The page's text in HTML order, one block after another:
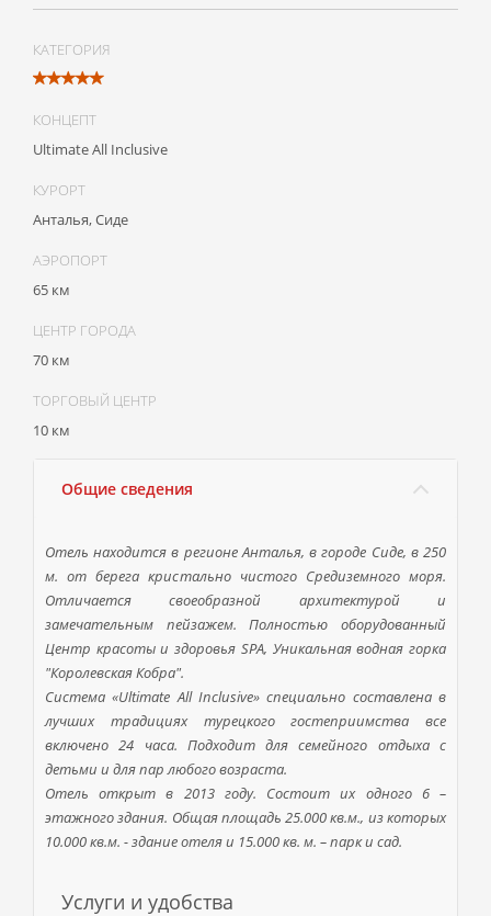
КАТЕГОРИЯ
КОНЦЕПТ
Ultimate All Inclusive
КУРОРТ
Анталья, Сиде
АЭРОПОРТ
65 км
ЦЕНТР ГОРОДА
70 км
ТОРГОВЫЙ ЦЕНТР
10 км
Общие сведения
Отель находится в регионе Анталья, в городе Сиде, в 250
м. от берега кристально чистого Средиземного моря.
Отличается своеобразной архитектурой и
замечательным пейзажем. Полностью оборудованный
Центр красоты и здоровья SPA, Уникальная водная горка
"Королевская Кобра".
Система «Ultimate All Inclusive» специально составлена в
лучших традициях турецкого гостеприимства все
включено 24 часа. Подходит для семейного отдыха с
детьми и для пар любого возраста.
Отель открыт в 2013 году. Состоит их одного 6 –
этажного здания. Общая площадь 25.000 кв.м., из которых
10.000 кв.м. - здание отеля и 15.000 кв. м. – парк и сад.
Услуги и удобства